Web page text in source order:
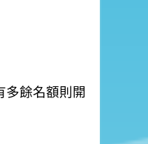
多餘名額則開